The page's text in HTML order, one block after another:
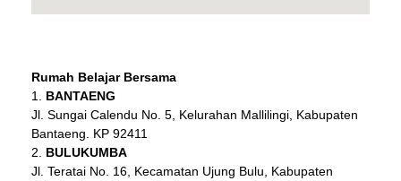
Rumah Belajar Bersama
BANTAENG
Jl. Sungai Calendu No. 5, Kelurahan Mallilingi, Kabupaten
Bantaeng. KP 92411
BULUKUMBA
Jl. Teratai No. 16, Kecamatan Ujung Bulu, Kabupaten